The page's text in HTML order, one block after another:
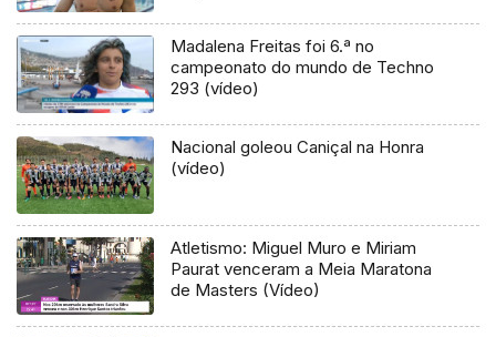
Madalena Freitas foi 6.ª no
campeonato do mundo de Techno
293 (vídeo)
Nacional goleou Caniçal na Honra
(vídeo)
Atletismo: Miguel Muro e Miriam
Paurat venceram a Meia Maratona
de Masters (Vídeo)